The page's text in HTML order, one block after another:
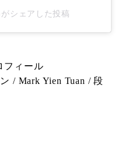
シェアした投稿
フィール
/ Mark Yien Tuan / 段